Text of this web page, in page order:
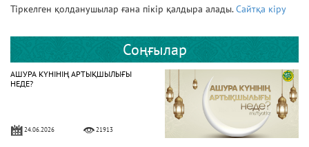
Тіркелген қолданушылар ғана пікір қалдыра алады.Сайтқа кіру
Соңғылар
АШУРА КҮНІНІҢ АРТЫҚШЫЛЫҒЫ
НЕДЕ?
24.06.2026 21913